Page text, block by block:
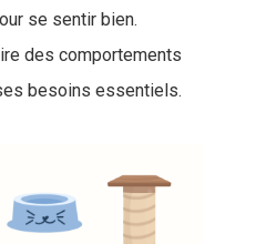
se sentir bien.
des comportements
besoins essentiels.